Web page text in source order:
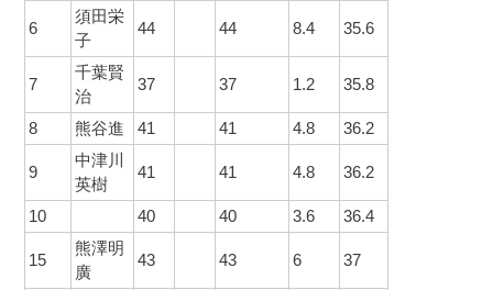
6
須田栄
子
44 44 8.4 35.6
7
千葉賢
治
37 37 1.2 35.8
8 熊谷進 41 41 4.8 36.2
9
中津川
英樹
41 41 4.8 36.2
10 40 40 3.6 36.4
15
熊澤明
廣
43 43 6 37